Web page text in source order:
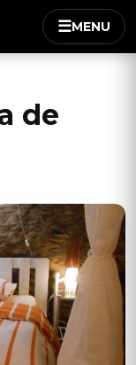
☰MENU
de